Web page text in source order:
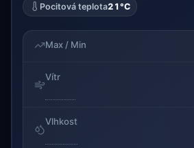
Pocitová teplota21°C
Max / Min
Vítr
Vlhkost